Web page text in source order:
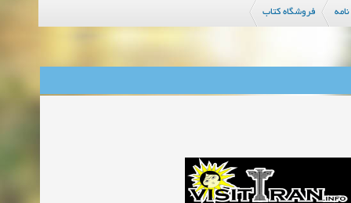
فروشگاه کتاب